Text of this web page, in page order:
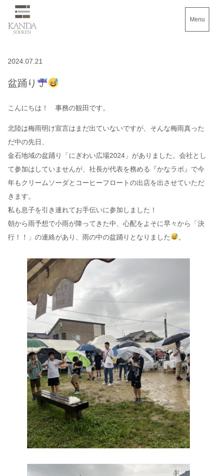
Menu
2024.07.21
盆踊り
こんにちは！ 事務の観田です。
北陸は梅雨明け宣言はまだ出ていないですが、そんな梅雨真った
だ中の先日、
金石地域の盆踊り「にぎわい広場2024」がありました。会社とし
て参加はしていませんが、社長が代表を務める『かなラボ』で今
年もクリームソーダとコーヒーフロートの出店を出させていただ
きます。
私も息子を引き連れてお手伝いに参加しました！
朝から雨予想で小雨が降ってきた中、心配をよそに早々から「決
行！！」の連絡があり、雨の中の盆踊りとなりました
。